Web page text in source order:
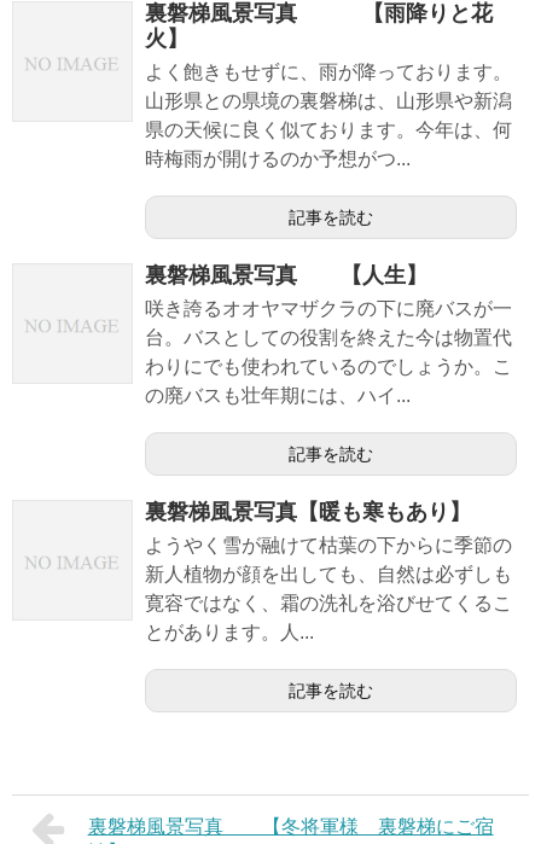
裏磐梯風景写真 【雨降りと花
火】
よく飽きもせずに、雨が降っております。
山形県との県境の裏磐梯は、山形県や新潟
県の天候に良く似ております。今年は、何
時梅雨が開けるのか予想がつ...
記事を読む
裏磐梯風景写真 【人生】
咲き誇るオオヤマザクラの下に廃バスが一
台。バスとしての役割を終えた今は物置代
わりにでも使われているのでしょうか。こ
の廃バスも壮年期には、ハイ...
記事を読む
裏磐梯風景写真【暖も寒もあり】
ようやく雪が融けて枯葉の下からに季節の
新人植物が顔を出しても、自然は必ずしも
寛容ではなく、霜の洗礼を浴びせてくるこ
とがあります。人...
記事を読む
裏磐梯風景写真 【冬将軍様 裏磐梯にご宿